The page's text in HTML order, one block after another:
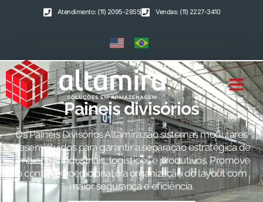
Atendimento: (11) 2095-2855 Vendas: (11) 2227-3410
Paineis divisórios
Os Painéis Divisórios Altamira são sistemas modulares
desenvolvidos para garantir a separação estratégica de
ambientes industriais, logísticos e produtivos. Promove
o controle operacional e a organização do layout com
maior segurança e eficiência.